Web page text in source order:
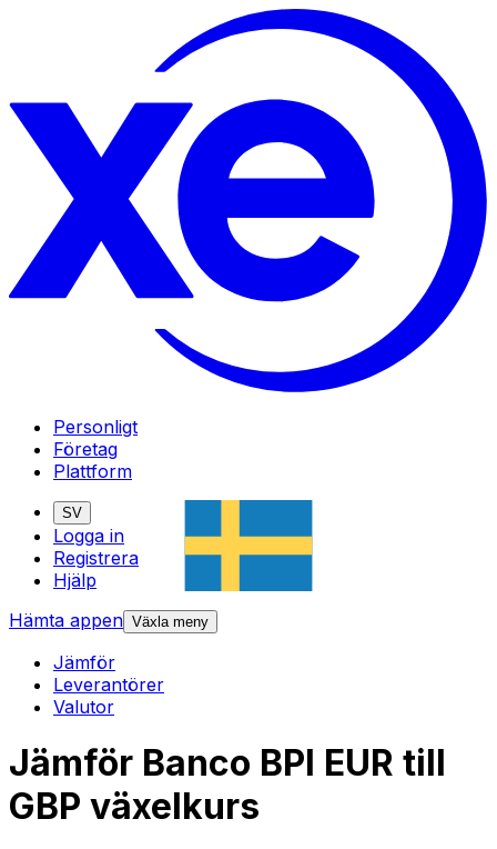
Personligt
Företag
Plattform
SV
Logga in
Registrera
Hjälp
Hämta appen Växla meny
Jämför
Leverantörer
Valutor
Jämför Banco BPI EUR till
GBP växelkurs